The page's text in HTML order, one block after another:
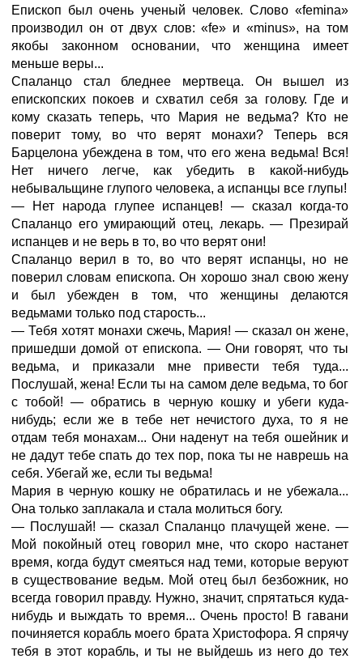
Епископ был очень ученый человек. Слово «femina»
производил он от двух слов: «fe» и «minus», на том
якобы законном основании, что женщина имеет
меньше веры...
Спаланцо стал бледнее мертвеца. Он вышел из
епископских покоев и схватил себя за голову. Где и
кому сказать теперь, что Мария не ведьма? Кто не
поверит тому, во что верят монахи? Теперь вся
Барцелона убеждена в том, что его жена ведьма! Вся!
Нет ничего легче, как убедить в какой-нибудь
небывальщине глупого человека, а испанцы все глупы!
— Нет народа глупее испанцев! — сказал когда-то
Спаланцо его умирающий отец, лекарь. — Презирай
испанцев и не верь в то, во что верят они!
Спаланцо верил в то, во что верят испанцы, но не
поверил словам епископа. Он хорошо знал свою жену
и был убежден в том, что женщины делаются
ведьмами только под старость...
— Тебя хотят монахи сжечь, Мария! — сказал он жене,
пришедши домой от епископа. — Они говорят, что ты
ведьма, и приказали мне привести тебя туда...
Послушай, жена! Если ты на самом деле ведьма, то бог
с тобой! — обратись в черную кошку и убеги куда-
нибудь; если же в тебе нет нечистого духа, то я не
отдам тебя монахам... Они наденут на тебя ошейник и
не дадут тебе спать до тех пор, пока ты не наврешь на
себя. Убегай же, если ты ведьма!
Мария в черную кошку не обратилась и не убежала...
Она только заплакала и стала молиться богу.
— Послушай! — сказал Спаланцо плачущей жене. —
Мой покойный отец говорил мне, что скоро настанет
время, когда будут смеяться над теми, которые веруют
в существование ведьм. Мой отец был безбожник, но
всегда говорил правду. Нужно, значит, спрятаться куда-
нибудь и выждать то время... Очень просто! В гавани
починяется корабль моего брата Христофора. Я спрячу
тебя в этот корабль, и ты не выйдешь из него до тех